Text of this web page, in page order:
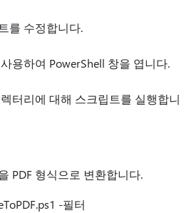
를 수정합니다.
사용하여 PowerShell 창을 엽니다.
터리에 대해 스크립트를 실행합니
PDF 형식으로 변환합니다.
-필터